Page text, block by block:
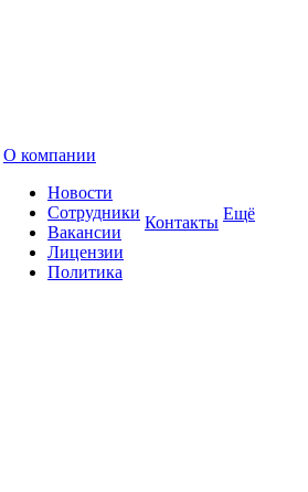
О компании
Новости
Сотрудники
Вакансии
Лицензии
Политика
Контакты Ещё